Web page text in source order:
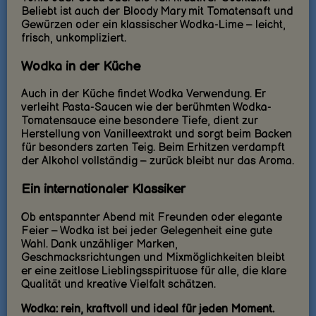
Beliebt ist auch der Bloody Mary mit Tomatensaft und
Gewürzen oder ein klassischer Wodka-Lime – leicht,
frisch, unkompliziert.
Wodka in der Küche
Auch in der Küche findet Wodka Verwendung. Er
verleiht Pasta-Saucen wie der berühmten Wodka-
Tomatensauce eine besondere Tiefe, dient zur
Herstellung von Vanilleextrakt und sorgt beim Backen
für besonders zarten Teig. Beim Erhitzen verdampft
der Alkohol vollständig – zurück bleibt nur das Aroma.
Ein internationaler Klassiker
Ob entspannter Abend mit Freunden oder elegante
Feier – Wodka ist bei jeder Gelegenheit eine gute
Wahl. Dank unzähliger Marken,
Geschmacksrichtungen und Mixmöglichkeiten bleibt
er eine zeitlose Lieblingsspirituose für alle, die klare
Qualität und kreative Vielfalt schätzen.
Wodka: rein, kraftvoll und ideal für jeden Moment.